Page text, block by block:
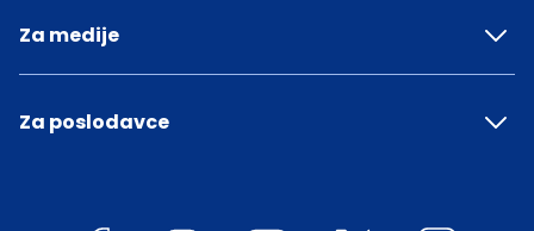
Za medije
Za poslodavce